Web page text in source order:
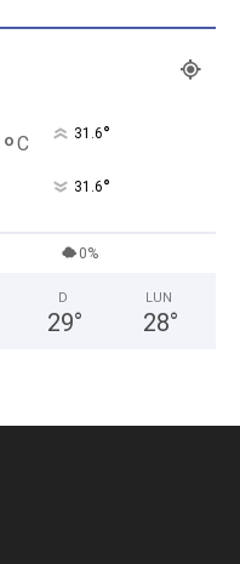
°C 31.6°
31.6°
0%
D
29°
LUN
28°